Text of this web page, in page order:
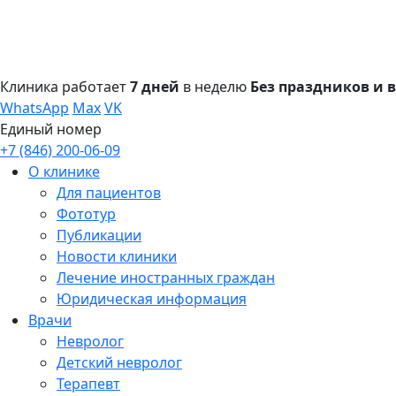
Клиника работает7 дней в неделю Без праздников и
WhatsApp MaxVK
Единый номер
+7 (846) 200-06-09
О клинике
Для пациентов
Фототур
Публикации
Новости клиники
Лечение иностранных граждан
Юридическая информация
Врачи
Невролог
Детский невролог
Терапевт